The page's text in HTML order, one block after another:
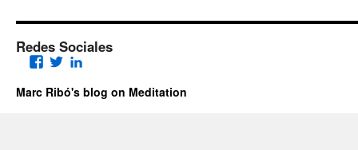
Redes Sociales
Facebook
Twitter
Marc Ribó's blog on Meditation